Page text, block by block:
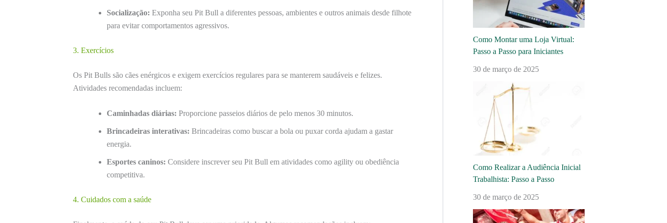
Socialização: Exponha seu Pit Bull a diferentes pessoas, ambientes e outros animais desde filhote
para evitar comportamentos agressivos.
3. Exercícios
Os Pit Bulls são cães enérgicos e exigem exercícios regulares para se manterem saudáveis e felizes.
Atividades recomendadas incluem:
Caminhadas diárias: Proporcione passeios diários de pelo menos 30 minutos.
Brincadeiras interativas: Brincadeiras como buscar a bola ou puxar corda ajudam a gastar
energia.
Esportes caninos: Considere inscrever seu Pit Bull em atividades como agility ou obediência
competitiva.
4. Cuidados com a saúde
Como Montar uma Loja Virtual:
Passo a Passo para Iniciantes
30 de março de 2025
Como Realizar a Audiência Inicial
Trabalhista: Passo a Passo
30 de março de 2025